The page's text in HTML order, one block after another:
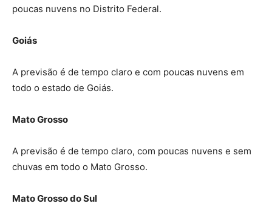
poucas nuvens no Distrito Federal.
Goiás
A previsão é de tempo claro e com poucas nuvens em
todo o estado de Goiás.
Mato Grosso
A previsão é de tempo claro, com poucas nuvens e sem
chuvas em todo o Mato Grosso.
Mato Grosso do Sul